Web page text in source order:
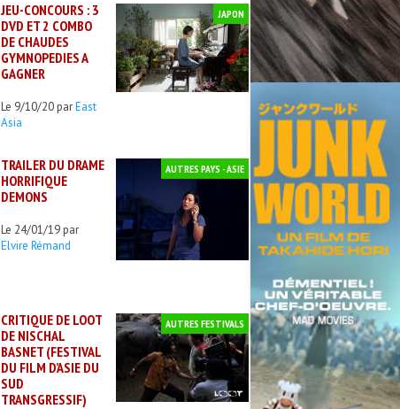
JEU-CONCOURS : 3
DVD ET 2 COMBO
DE CHAUDES
GYMNOPEDIES A
GAGNER
Le 9/10/20 parEast
Asia
JAPON
TRAILER DU DRAME
HORRIFIQUE
DEMONS
Le 24/01/19 par
Elvire Rémand
AUTRES PAYS - ASIE
CRITIQUE DE LOOT
DE NISCHAL
BASNET (FESTIVAL
DU FILM D’ASIE DU
SUD
TRANSGRESSIF)
AUTRES FESTIVALS